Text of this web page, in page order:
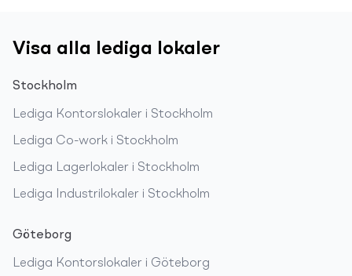
Visa alla lediga lokaler
Stockholm
Lediga Kontorslokaler i Stockholm
Lediga Co-work i Stockholm
Lediga Lagerlokaler i Stockholm
Lediga Industrilokaler i Stockholm
Göteborg
Lediga Kontorslokaler i Göteborg